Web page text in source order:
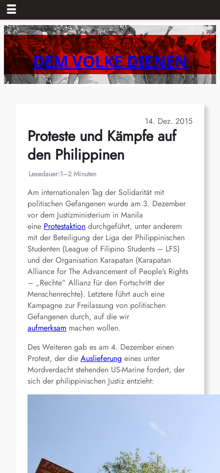
Zum
Inhalt
springenDEM VOLKE DIENEN
14. Dez. 2015
Proteste und Kämpfe auf
den Philippinen
Lesedauer:1–2 Minuten
Am internationalen Tag der Solidarität mit
politischen Gefangenen wurde am 3. Dezember
vor dem Justizministerium in Manila
eine Protestaktion durchgeführt, unter anderem
mit der Beteiligung der Liga der Philippinischen
Studenten (League of Filipino Students – LFS)
und der Organisation Karapatan (Karapatan
Alliance for The Advancement of People’s Rights
– „Rechte“ Allianz für den Fortschritt der
Menschenrechte). Letztere führt auch eine
Kampagne zur Freilassung von politischen
Gefangenen durch, auf die wir
aufmerksam machen wollen.
Des Weiteren gab es am 4. Dezember einen
Protest, der die Auslieferung eines unter
Mordverdacht stehenden US-Marine fordert, der
sich der philippinischen Justiz entzieht: